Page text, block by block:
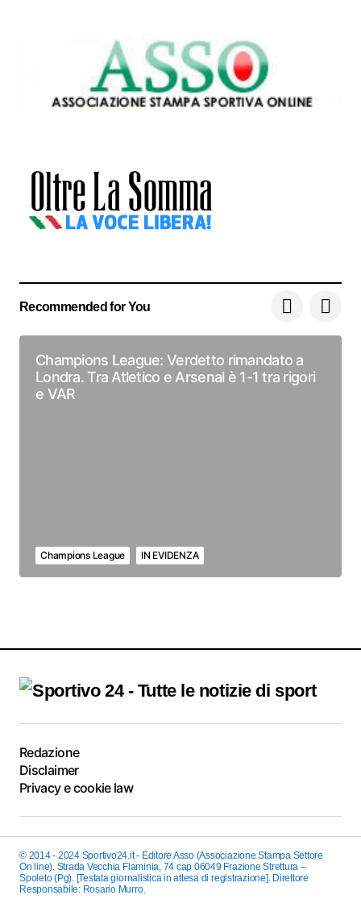
Recommended for You
Champions League: Verdetto rimandato a
Londra. Tra Atletico e Arsenal è 1-1 tra rigori
e VAR
Champions League IN EVIDENZA
Redazione
Disclaimer
Privacy e cookie law
© 2014 - 2024 Sportivo24.it - Editore Asso (Associazione Stampa Settore
On line). Strada Vecchia Flaminia, 74 cap 06049 Frazione Strettura –
Spoleto (Pg). [Testata giornalistica in attesa di registrazione]. Direttore
Responsabile: Rosario Murro.